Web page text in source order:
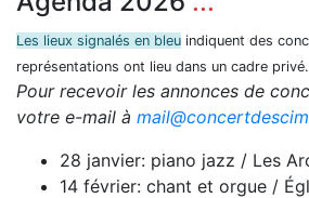
Les lieux signalés en bleu indiquent des
représentations ont lieu dans un cadre privé.
Pour recevoir les annonces de
votre e-mail à
28 janvier: piano jazz / Les
14 février: chant et orgue /